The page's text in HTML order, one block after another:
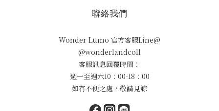
聯絡我們
Wonder Lumo 官方客服Line@
@wonderlandcoll
客服訊息回覆時間：
週一至週六10：00-18：00
如有不便之處，敬請見諒